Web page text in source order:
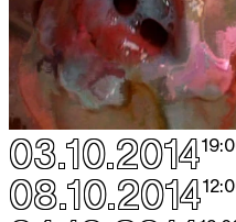
03.10.2014
08.10.2014